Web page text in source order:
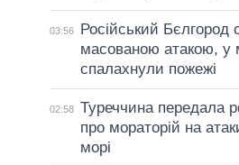
03:56
Російський Бєлгород
масованою атакою, у
спалахнули пожежі
02:58 Туреччина передала
про мораторій на
морі